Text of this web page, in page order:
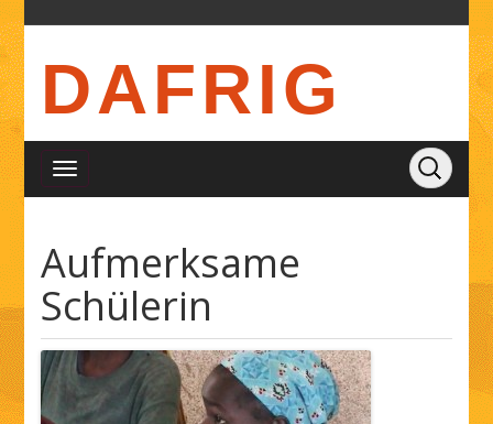
DAFRIG
Aufmerksame
Schülerin